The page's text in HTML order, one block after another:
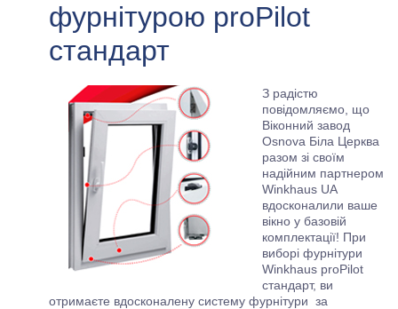
фурнітурою proPilot
стандарт
З радістю
повідомляємо, що
Віконний завод
Osnova Біла Церква
разом зі своїм
надійним партнером
Winkhaus UA
вдосконалили ваше
вікно у базовій
комплектації! При
виборі фурнітури
Winkhaus proPilot
стандарт, ви
отримаєте вдосконалену систему фурнітури за